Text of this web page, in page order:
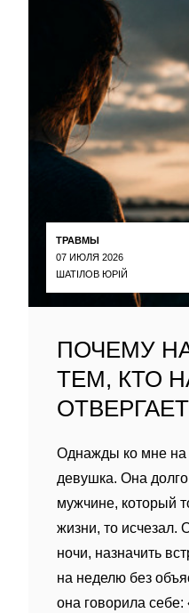
ТРАВМЫ
07 ИЮЛЯ 2026
ШАТІЛОВ ЮРІЙ
ПОЧЕМУ
ТЕМ, КТО
Однажды ко мне на
девушка. Она
мужчине, который
жизни, то исчезал.
ночи, назначить
на неделю без
она говорила себе: